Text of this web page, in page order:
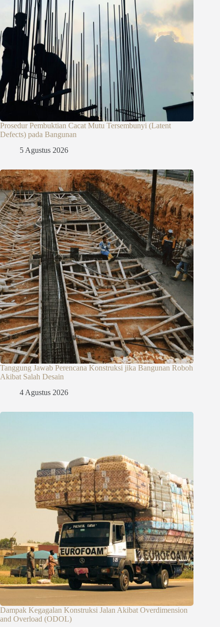
Prosedur Pembuktian Cacat Mutu Tersembunyi (Latent
Defects) pada Bangunan
5 Agustus 2026
Tanggung Jawab Perencana Konstruksi jika Bangunan Roboh
Akibat Salah Desain
4 Agustus 2026
Dampak Kegagalan Konstruksi Jalan Akibat Overdimension
and Overload (ODOL)